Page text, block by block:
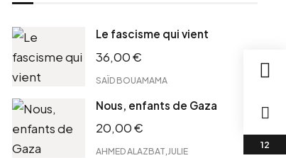
Le fascisme qui vient
36,00€
SAÏD BOUAMAMA
Nous, enfants de Gaza
20,00€
AHMED ALAZBAT JULIE